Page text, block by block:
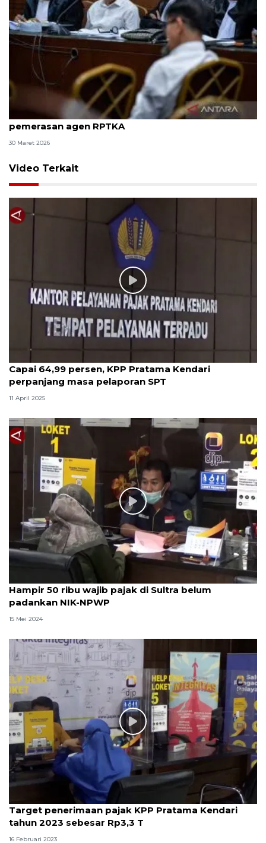
8 ASN Kemenaker hadapi sidang tuntutan kasus
pemerasan agen RPTKA
30 Maret 2026
Video Terkait
Capai 64,99 persen, KPP Pratama Kendari
perpanjang masa pelaporan SPT
11 April 2025
Hampir 50 ribu wajib pajak di Sultra belum
padankan NIK-NPWP
15 Mei 2024
Target penerimaan pajak KPP Pratama Kendari
tahun 2023 sebesar Rp3,3 T
16 Februari 2023